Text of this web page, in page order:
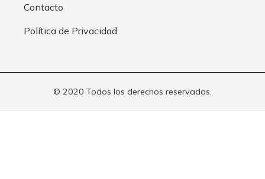
Contacto
Política de Privacidad
© 2020 Todos los derechos reservados.